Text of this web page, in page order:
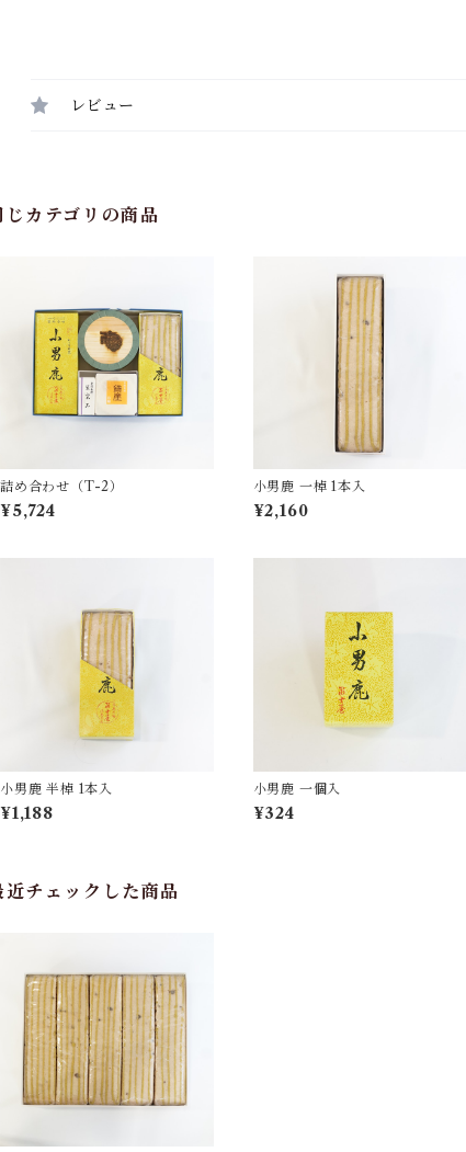
レビュー
じカテゴリの商品
詰め合わせ（T-2）
¥5,724
小男鹿 一棹 1本入
¥2,160
小男鹿 半棹 1本入
¥1,188
小男鹿 一個入
¥324
近チェックした商品